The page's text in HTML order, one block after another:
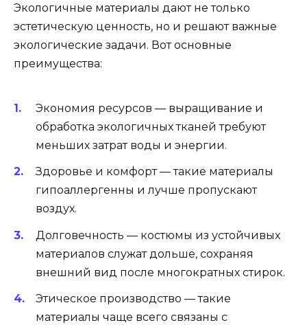
Экологичные материалы дают не только
эстетическую ценность, но и решают важные
экологические задачи. Вот основные
преимущества:
Экономия ресурсов — выращивание и
обработка экологичных тканей требуют
меньших затрат воды и энергии.
Здоровье и комфорт — такие материалы
гипоаллергенны и лучше пропускают
воздух.
Долговечность — костюмы из устойчивых
материалов служат дольше, сохраняя
внешний вид после многократных стирок.
Этическое производство — такие
материалы чаще всего связаны с